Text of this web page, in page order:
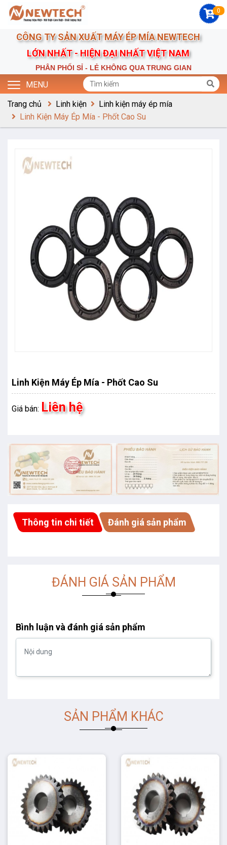
0
CÔNG TY SẢN XUẤT MÁY ÉP MÍA NEWTECH
LỚN NHẤT - HIỆN ĐẠI NHẤT VIỆT NAM
PHÂN PHỐI SỈ - LẺ KHÔNG QUA TRUNG GIAN
MENU
Trang chủ Linh kiện
Linh kiện máy ép mía
Linh Kiện Máy Ép Mía - Phốt Cao Su
Linh Kiện Máy Ép Mía - Phốt Cao Su
Giá bán: Liên hệ
Thông tin chi tiết Đánh giá sản phẩm
ĐÁNH GIÁ SẢN PHẨM
Bình luận và đánh giá sản phẩm
SẢN PHẨM KHÁC